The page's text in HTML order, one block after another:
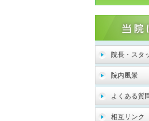
院長・スタ
院内風景
よくある質
相互リンク